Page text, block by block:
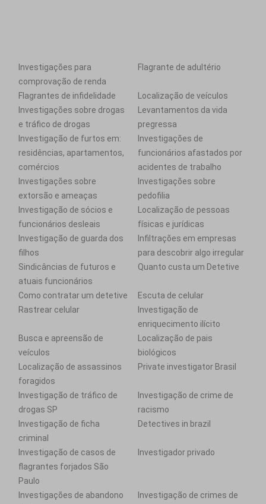
Investigações para
comprovação de renda
Flagrante de adultério
Flagrantes de infidelidade
Localização de veículos
Investigações sobre drogas
e tráfico de drogas
Levantamentos da vida
pregressa
Investigação de furtos em:
residências, apartamentos,
comércios
Investigações de
funcionários afastados por
acidentes de trabalho
Investigações sobre
extorsão e ameaças
Investigações sobre
pedofilia
Investigação de sócios e
funcionários desleais
Localização de pessoas
físicas e jurídicas
Investigação de guarda dos
filhos
Infiltrações em empresas
para descobrir algo irregular
Sindicâncias de futuros e
atuais funcionários
Quanto custa um Detetive
Como contratar um detetive
Escuta de celular
Rastrear celular
Investigação de
enriquecimento ilícito
Busca e apreensão de
veículos
Localização de pais
biológicos
Localização de assassinos
foragidos
Private investigator Brasil
Investigação de tráfico de
drogas SP
Investigação de crime de
racismo
Investigação de ficha
criminal
Detectives in brazil
Investigação de casos de
flagrantes forjados São
Paulo
Investigador privado
Investigações de abandono
Investigação de crimes de